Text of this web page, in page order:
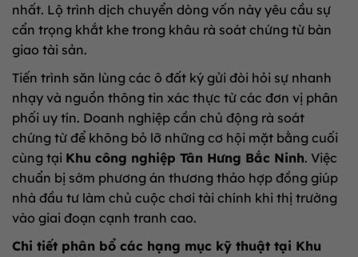
nhất. Lộ trình dịch chuyển dòng vốn này yêu cầu sự
cẩn trọng khắt khe trong khâu rà soát chứng từ bàn
giao tài sản.
Tiến trình săn lùng các ô đất ký gửi đòi hỏi sự nhanh
nhạy và nguồn thông tin xác thực từ các đơn vị phân
phối uy tín. Doanh nghiệp cần chủ động rà soát
chứng từ để không bỏ lỡ những cơ hội mặt bằng cuối
cùng tại Khu công nghiệp Tân Hưng Bắc Ninh. Việc
chuẩn bị sớm phương án thương thảo hợp đồng giúp
nhà đầu tư làm chủ cuộc chơi tài chính khi thị trường
vào giai đoạn cạnh tranh cao.
Chi tiết phân bổ các hạng mục kỹ thuật tại Khu